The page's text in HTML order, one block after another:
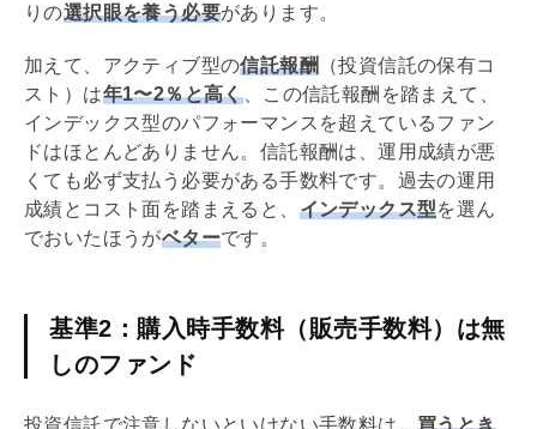
りの選択眼を養う必要があります。
加えて、アクティブ型の信託報酬 （投資信託の保有コ
スト）は年1〜2％と高く、この信託報酬を踏まえて、
インデックス型のパフォーマンスを超えているファン
ドはほとんどありません。信託報酬は、運用成績が悪
くても必ず支払う必要がある手数料です。過去の運用
成績とコスト面を踏まえると、 インデックス型を選ん
でおいたほうがベターです。
基準2：購入時手数料（販売手数料）は無
しのファンド
投資信託で注意しないといけない手数料は、 買うとき